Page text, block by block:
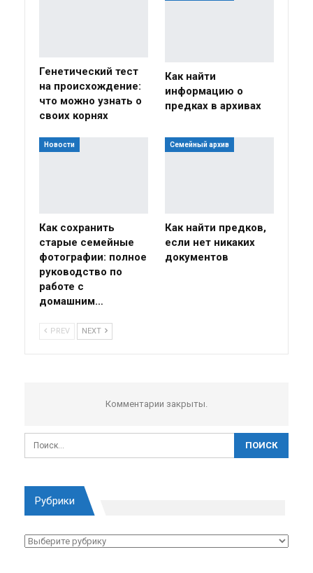
Генетический тест
на происхождение:
что можно узнать о
своих корнях
Как найти
информацию о
предках в архивах
Новости
Как сохранить
старые семейные
фотографии: полное
руководство по
работе с
домашним…
Семейный архив
Как найти предков,
если нет никаких
документов
PREV NEXT
Комментарии закрыты.
Рубрики
Рубрики